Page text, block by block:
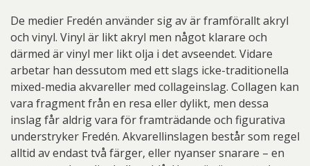
De medier Fredén använder sig av är framförallt akryl
och vinyl. Vinyl är likt akryl men något klarare och
därmed är vinyl mer likt olja i det avseendet. Vidare
arbetar han dessutom med ett slags icke-traditionella
mixed-media akvareller med collageinslag. Collagen kan
vara fragment från en resa eller dylikt, men dessa
inslag får aldrig vara för framträdande och figurativa
understryker Fredén. Akvarellinslagen består som regel
alltid av endast två färger, eller nyanser snarare – en